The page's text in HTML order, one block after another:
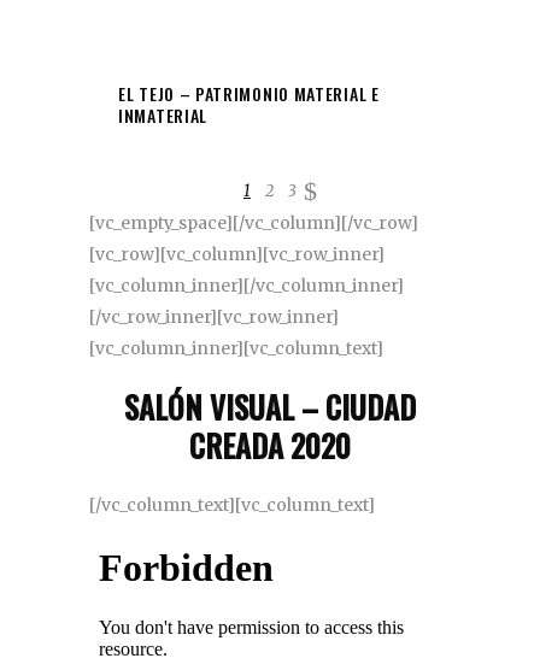
EL TEJO – PATRIMONIO MATERIAL E
INMATERIAL
1 2 3
[vc_empty_space][/vc_column][/vc_row]
[vc_row][vc_column][vc_row_inner]
[vc_column_inner][/vc_column_inner]
[/vc_row_inner][vc_row_inner]
[vc_column_inner][vc_column_text]
SALÓN VISUAL – CIUDAD
CREADA 2020
[/vc_column_text][vc_column_text]